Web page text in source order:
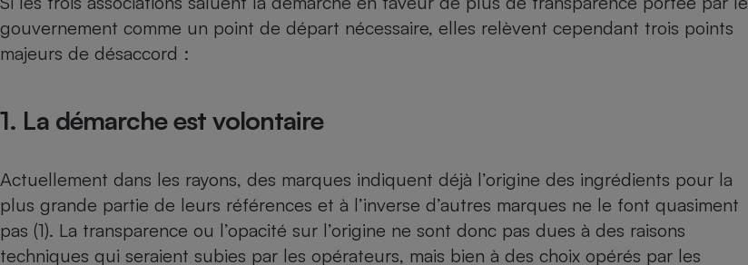
gouvernement comme un point de départ nécessaire, elles relèvent cependant trois points
majeurs de désaccord :
1. La démarche est volontaire
Actuellement dans les rayons, des marques indiquent déjà l’origine des ingrédients pour la
plus grande partie de leurs références et à l’inverse d’autres marques ne le font quasiment
pas (1). La transparence ou l’opacité sur l’origine ne sont donc pas dues à des raisons
techniques qui seraient subies par les opérateurs, mais bien à des choix opérés par les
Antivirus